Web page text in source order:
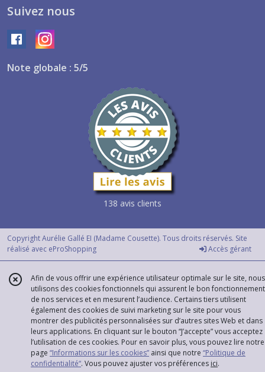
Suivez nous
Note globale : 5/5
138 avis clients
Copyright Aurélie Gallé EI (Madame Cousette). Tous droits réservés. Site
réalisé avec eProShopping Accès gérant
Afin de vous offrir une expérience utilisateur optimale sur le site, nous
utilisons des cookies fonctionnels qui assurent le bon fonctionnement
de nos services et en mesurent l’audience. Certains tiers utilisent
également des cookies de suivi marketing sur le site pour vous
montrer des publicités personnalisées sur d’autres sites Web et dans
leurs applications. En cliquant sur le bouton “J’accepte” vous acceptez
l’utilisation de ces cookies. Pour en savoir plus, vous pouvez lire notre
page “Informations sur les cookies” ainsi que notre “Politique de
confidentialité“. Vous pouvez ajuster vos préférences ici.